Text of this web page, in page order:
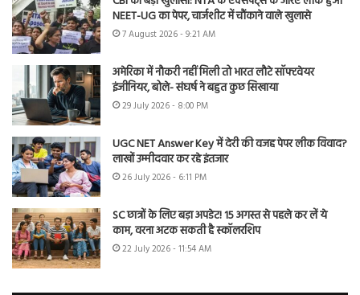
NEET-UG का पेपर, चार्जशीट में चौंकाने वाले खुलासे
7 August 2026 - 9:21 AM
अमेरिका में नौकरी नहीं मिली तो भारत लौटे सॉफ्टवेयर
इंजीनियर, बोले- संघर्ष ने बहुत कुछ सिखाया
29 July 2026 - 8:00 PM
UGC NET Answer Key में देरी की वजह पेपर लीक विवाद?
लाखों उम्मीदवार कर रहे इंतजार
26 July 2026 - 6:11 PM
SC छात्रों के लिए बड़ा अपडेट! 15 अगस्त से पहले कर लें ये
काम, वरना अटक सकती है स्कॉलरशिप
22 July 2026 - 11:54 AM